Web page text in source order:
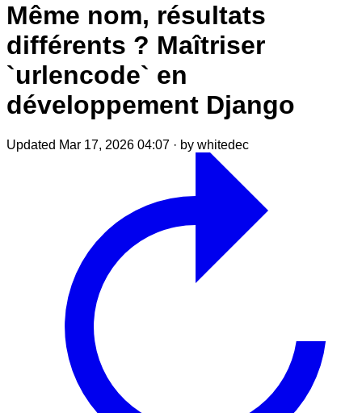
Même nom, résultats
différents ? Maîtriser
`urlencode` en
développement Django
Updated Mar 17, 2026 04:07 · by whitedec